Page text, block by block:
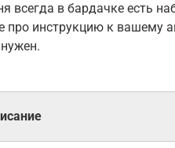
всегда в бардачке есть
про инструкцию к вашему